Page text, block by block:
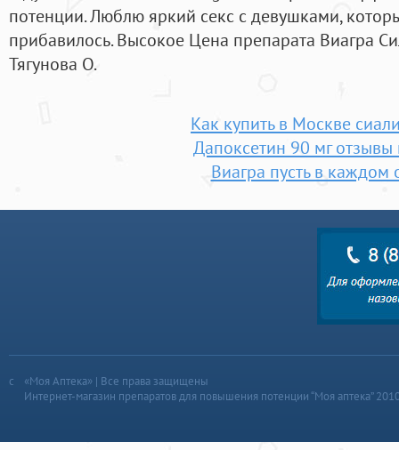
потенции. Люблю яркий секс с девушками,
прибавилось. Высокое Цена препарата Виагра
Тягунова О.
Как купить в Москве
Дапоксетин 90 мг отзывы
Виагра пусть в каждом
«Моя Аптека» | Все права защищены
Интернет-магазин препаратов для повышения потенции “Моя аптека”